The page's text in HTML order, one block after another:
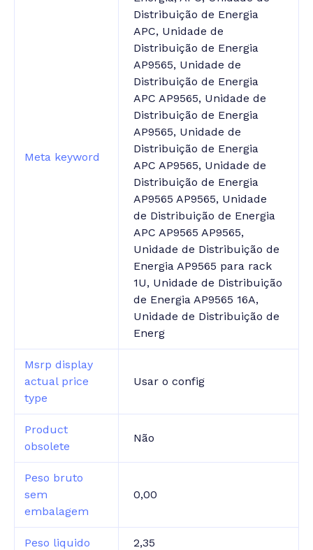
Meta keyword
Distribuição de Energia
APC, Unidade de
Distribuição de Energia
AP9565, Unidade de
Distribuição de Energia
APC AP9565, Unidade de
Distribuição de Energia
AP9565, Unidade de
Distribuição de Energia
APC AP9565, Unidade de
Distribuição de Energia
AP9565 AP9565, Unidade
de Distribuição de Energia
APC AP9565 AP9565,
Unidade de Distribuição de
Energia AP9565 para rack
1U, Unidade de Distribuição
de Energia AP9565 16A,
Unidade de Distribuição de
Energ
Msrp display
actual price
type
Usar o config
Product
obsolete
Não
Peso bruto
sem
embalagem
0,00
Peso liquido 2,35